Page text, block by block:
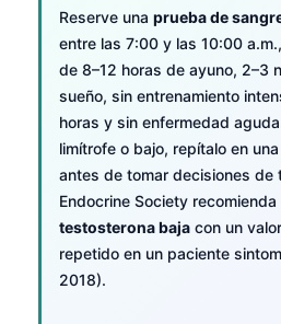
Reserve una prueba de
entre las 7:00 y las 10:00
de 8–12 horas de ayuno, 2–3
sueño, sin entrenamiento
horas y sin enfermedad
limítrofe o bajo, repítalo en
antes de tomar decisiones de
Endocrine Society
testosterona baja con un
repetido en un paciente
2018).